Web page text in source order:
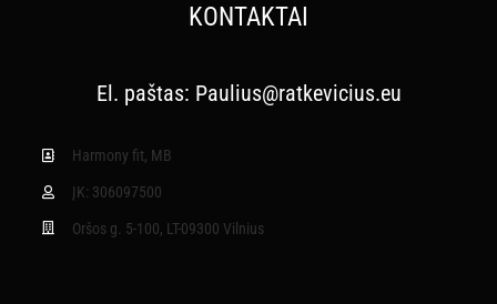
KONTAKTAI
El. paštas: Paulius@ratkevicius.eu
Harmony fit, MB
ĮK: 306097500
Oršos g. 5-100, LT-09300 Vilnius